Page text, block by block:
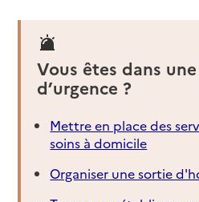
Vous êtes dans
d’urgence ?
Mettre en place des
soins à domicile
Organiser une sortie